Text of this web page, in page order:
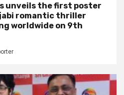
unveils the first poster
romantic thriller
worldwide on 9th